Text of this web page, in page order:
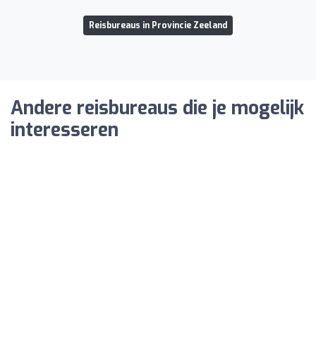
Reisbureaus in Provincie Zeeland
Andere reisbureaus die je mogelijk
interesseren